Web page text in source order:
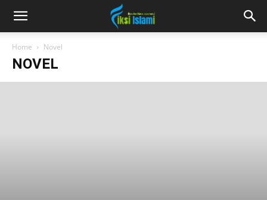
fiksiislami.com
Home Novel
NOVEL